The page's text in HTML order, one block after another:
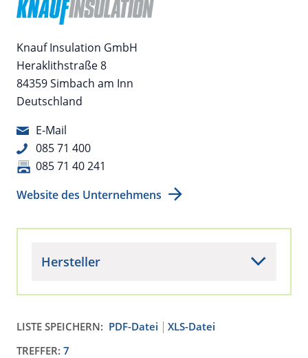
Knauf Insulation GmbH
Heraklithstraße 8
84359 Simbach am Inn
Deutschland
E-Mail
085 71 400
085 71 40 241
Website des Unternehmens
Hersteller
LISTE SPEICHERN: PDF-Datei
XLS-Datei
TREFFER: 7